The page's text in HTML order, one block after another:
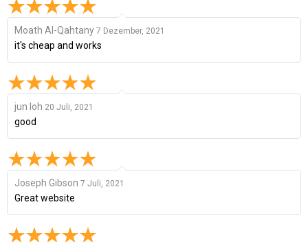
Moath Al-Qahtany 7 Dezember, 2021
it's cheap and works
jun loh 20 Juli, 2021
good
Joseph Gibson 7 Juli, 2021
Great website